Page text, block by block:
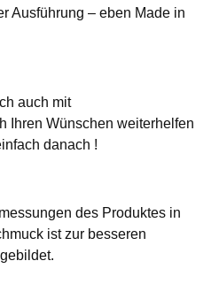
Ausführung – eben Made in
auch mit
Ihren Wünschen weiterhelfen
danach !
des Produktes in
ist zur besseren